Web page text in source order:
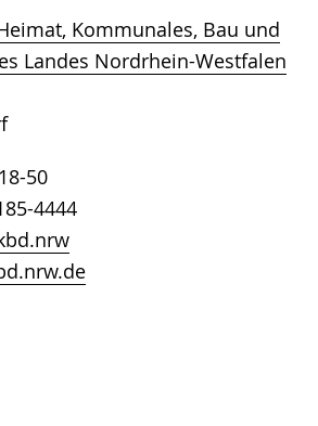
Kommunales, Bau und
Landes Nordrhein-Westfalen
50
4444